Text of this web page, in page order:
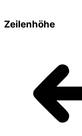
Zeilenhöhe